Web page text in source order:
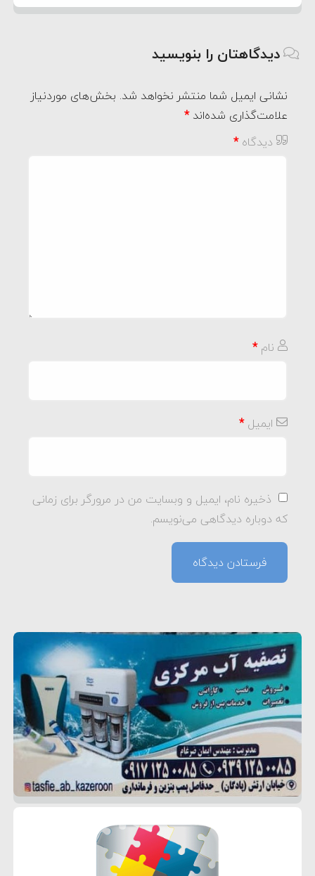
دیدگاهتان را بنویسید
نشانی ایمیل شما منتشر نخواهد شد. بخش‌های موردنیاز
علامت‌گذاری شده‌اند*
دیدگاه*
نام*
ایمیل*
ذخیره نام، ایمیل و وبسایت من در مرورگر برای زمانی
که دوباره دیدگاهی می‌نویسم.